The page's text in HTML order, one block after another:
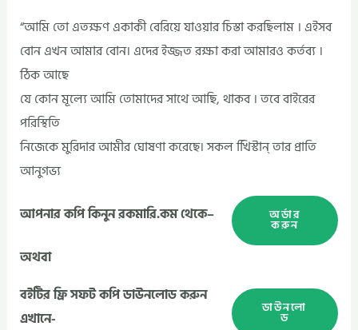
“আমি তো এতক্ষণ একাকী বেরিয়ে যাওয়ার চিস্তা করছিলাম । এইসব
বোন এখন আমার বোন। এদের ইজ্জত রক্ষা করা আমারও কর্তব্য ।
ঠিক আছে
যে কোন মূল্যে আমি তোমাদের সাথে আছি, থাকব । তবে বাইরের
পরিস্থিতি
নিজেকে মুরিদার আমীর ঘোষণা করেছে। সকল খিিস্টান্‌ তার প্রাতি
আনুগভ্য
আপনার কপি কিনুন রকমারি.কম থেকে– অর্ডার
করুন
অথবা
বইটির ফ্রি সফট কপি ডাউনলোড করুন
এখানে-
ডাউনলো
ড